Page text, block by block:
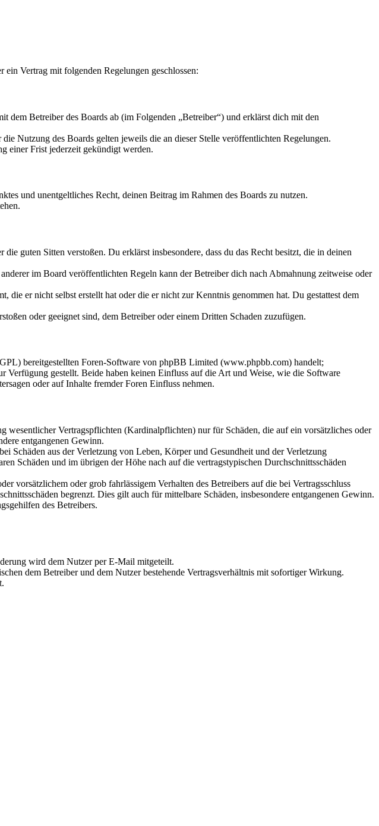
Vertrag mit folgenden Regelungen geschlossen:
Betreiber des Boards ab (im Folgenden „Betreiber“) und erklärst dich mit den
Nutzung des Boards gelten jeweils die an dieser Stelle veröffentlichten Regelungen.
einer Frist jederzeit gekündigt werden.
und unentgeltliches Recht, deinen Beitrag im Rahmen des Boards zu nutzen.
guten Sitten verstoßen. Du erklärst insbesondere, dass du das Recht besitzt, die in deinen
im Board veröffentlichten Regeln kann der Betreiber dich nach Abmahnung zeitweise oder
er nicht selbst erstellt hat oder die er nicht zur Kenntnis genommen hat. Du gestattest dem
oder geeignet sind, dem Betreiber oder einem Dritten Schaden zuzufügen.
bereitgestellten Foren-Software von phpBB Limited (www.phpbb.com) handelt;
gestellt. Beide haben keinen Einfluss auf die Art und Weise, wie die Software
oder auf Inhalte fremder Foren Einfluss nehmen.
Vertragspflichten (Kardinalpflichten) nur für Schäden, die auf ein vorsätzliches oder
entgangenen Gewinn.
Schäden aus der Verletzung von Leben, Körper und Gesundheit und der Verletzung
Schäden und im übrigen der Höhe nach auf die vertragstypischen Durchschnittsschäden
vorsätzlichem oder grob fahrlässigem Verhalten des Betreibers auf die bei Vertragsschluss
begrenzt. Dies gilt auch für mittelbare Schäden, insbesondere entgangenen Gewinn.
des Betreibers.
wird dem Nutzer per E-Mail mitgeteilt.
dem Betreiber und dem Nutzer bestehende Vertragsverhältnis mit sofortiger Wirkung.